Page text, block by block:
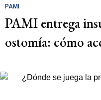
PAMI
PAMI entrega
ostomía: cómo